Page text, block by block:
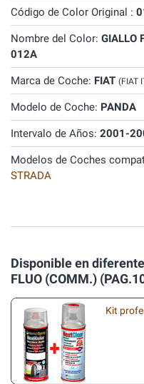
Código de Color Original :
Nombre del Color: GIALLO
012A
Marca de Coche: FIAT (FIAT
Modelo de Coche: PANDA
Intervalo de Años: 2001-
Modelos de Coches
STRADA
Disponible en
FLUO (COMM.)
Kit